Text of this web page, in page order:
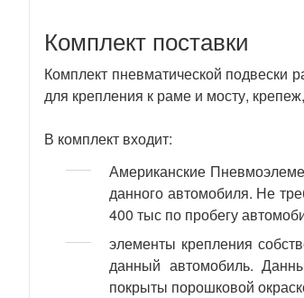
Комплект поставки
Комплект пневматической подвески
для крепления к раме и мосту,
В комплект входит:
Американские
данного автомобиля. Не
400 тыс по пробегу
элементы крепления
данный автомобиль.
покрыты порошковой